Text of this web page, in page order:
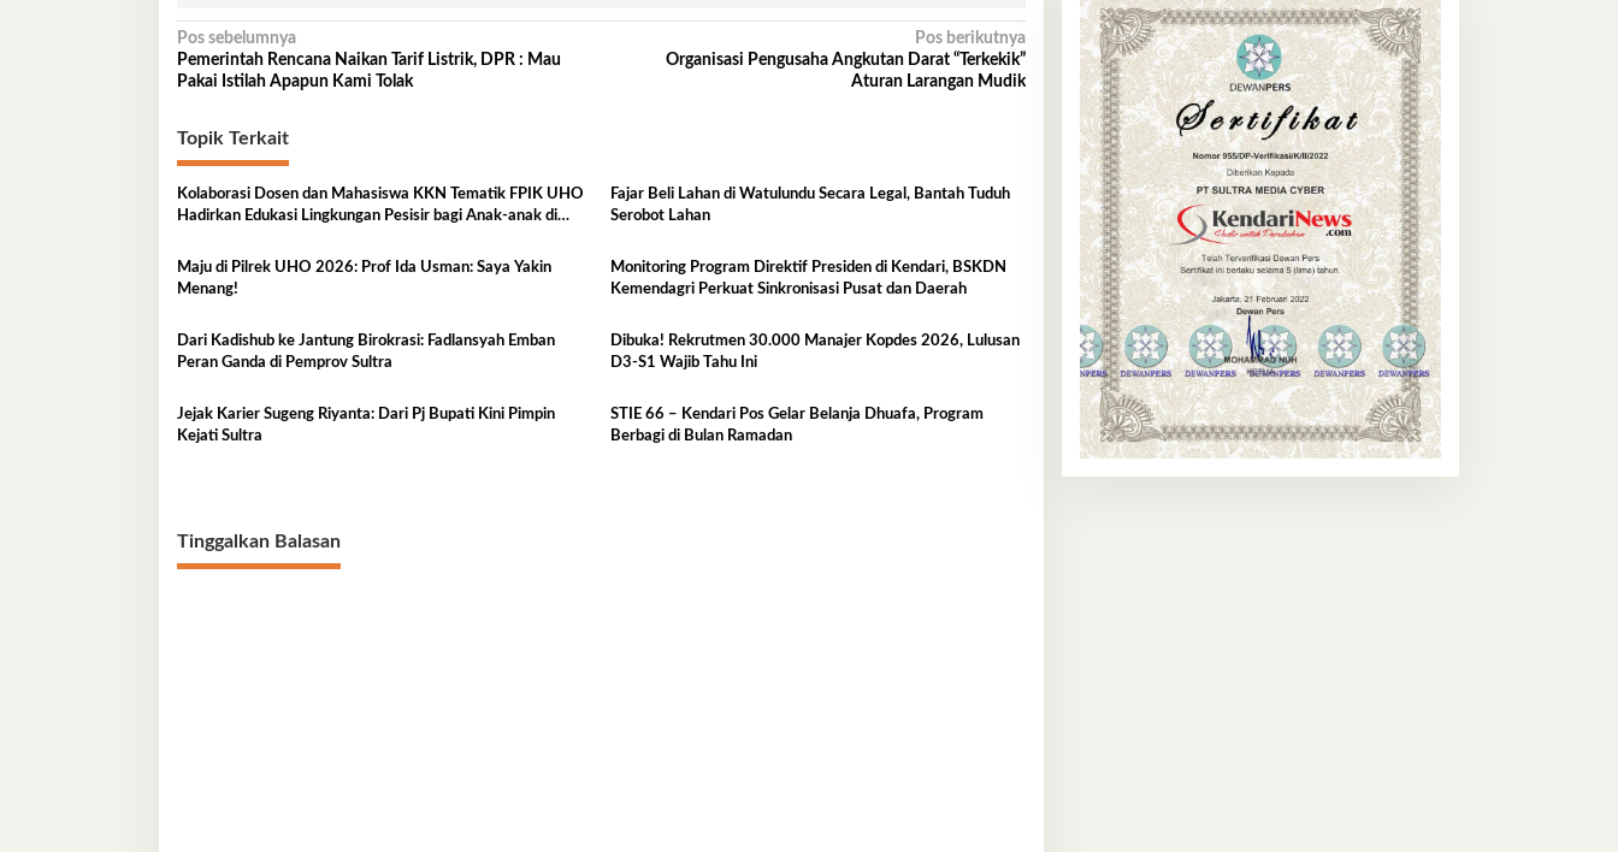
Navigasi
pos
Pos sebelumnya
Pemerintah Rencana Naikan Tarif Listrik, DPR : Mau
Pakai Istilah Apapun Kami Tolak
Pos berikutnya
Organisasi Pengusaha Angkutan Darat “Terkekik”
Aturan Larangan Mudik
Topik Terkait
Kolaborasi Dosen dan Mahasiswa KKN Tematik FPIK UHO
Hadirkan Edukasi Lingkungan Pesisir bagi Anak-anak di
Fajar Beli Lahan di Watulundu Secara Legal, Bantah Tuduh
Serobot Lahan
Maju di Pilrek UHO 2026: Prof Ida Usman: Saya Yakin
Menang!
Monitoring Program Direktif Presiden di Kendari, BSKDN
Kemendagri Perkuat Sinkronisasi Pusat dan Daerah
Dari Kadishub ke Jantung Birokrasi: Fadlansyah Emban
Peran Ganda di Pemprov Sultra
Dibuka! Rekrutmen 30.000 Manajer Kopdes 2026, Lulusan
D3-S1 Wajib Tahu Ini
Jejak Karier Sugeng Riyanta: Dari Pj Bupati Kini Pimpin
Kejati Sultra
STIE 66 – Kendari Pos Gelar Belanja Dhuafa, Program
Berbagi di Bulan Ramadan
Tinggalkan Balasan